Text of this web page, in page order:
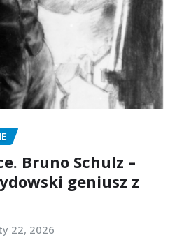
Bruno Schulz –
geniusz z
22, 2026